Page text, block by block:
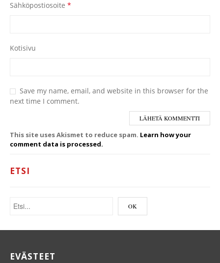
Sähköpostiosoite *
Kotisivu
Save my name, email, and website in this browser for the
next time I comment.
This site uses Akismet to reduce spam. Learn how your
comment data is processed.
ETSI
EVÄSTEET